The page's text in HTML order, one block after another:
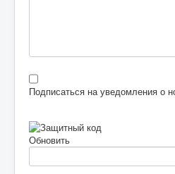
Подписаться на уведомления о
Обновить